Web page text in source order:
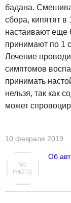
бадана.
сбора, кипятят
настаивают еще
принимают по 1
Лечение
симптомов
принимать
нельзя, так как
может
10 февраля 2019
Об